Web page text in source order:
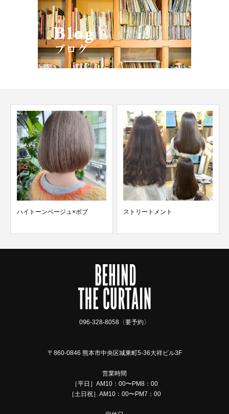
ハイトーンベージュ×ボブ ストリートメント
096-328-8058〈要予約〉
〒860-0846 熊本市中央区城東町5-36大祥ビル3F
営業時間
［平日］AM10：00〜PM8：00
［土日祝］AM10：00〜PM7：00